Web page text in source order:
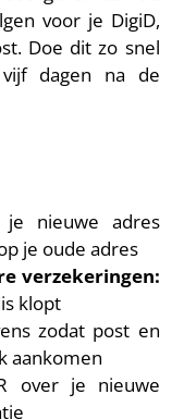
voor je DigiD,
Doe dit zo snel
dagen na de
je nieuwe adres
je oude adres
verzekeringen:
klopt
zodat post en
aankomen
over je nieuwe